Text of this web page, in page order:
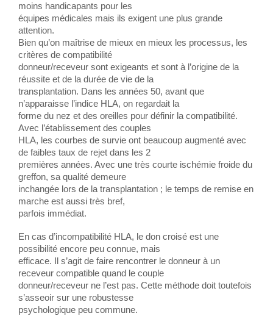
moins handicapants pour les
équipes médicales mais ils exigent une plus grande
attention.
Bien qu’on maîtrise de mieux en mieux les processus, les
critères de compatibilité
donneur/receveur sont exigeants et sont à l’origine de la
réussite et de la durée de vie de la
transplantation. Dans les années 50, avant que
n’apparaisse l’indice HLA, on regardait la
forme du nez et des oreilles pour définir la compatibilité.
Avec l’établissement des couples
HLA, les courbes de survie ont beaucoup augmenté avec
de faibles taux de rejet dans les 2
premières années. Avec une très courte ischémie froide du
greffon, sa qualité demeure
inchangée lors de la transplantation ; le temps de remise en
marche est aussi très bref,
parfois immédiat.
En cas d’incompatibilité HLA, le don croisé est une
possibilité encore peu connue, mais
efficace. Il s’agit de faire rencontrer le donneur à un
receveur compatible quand le couple
donneur/receveur ne l’est pas. Cette méthode doit toutefois
s’asseoir sur une robustesse
psychologique peu commune.